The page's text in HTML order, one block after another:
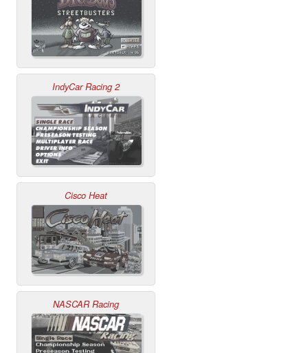
IndyCar Racing 2
Cisco Heat
NASCAR Racing